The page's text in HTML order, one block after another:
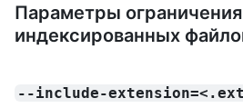
Параметры
индексированных
--include-